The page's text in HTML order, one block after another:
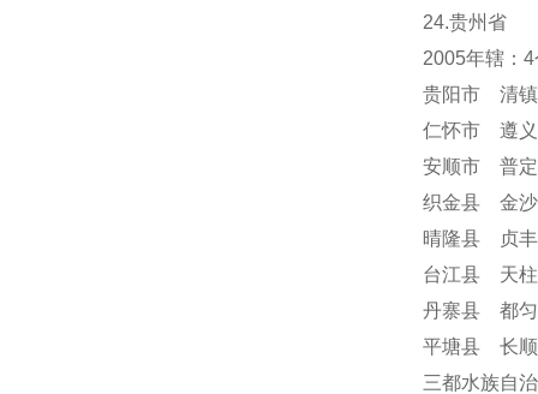
24.贵州省
2005年辖：
贵阳市 清
仁怀市 遵
安顺市 普
织金县 金
晴隆县 贞
台江县 天
丹寨县 都
平塘县 长
三都水族自